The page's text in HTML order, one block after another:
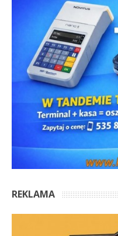
REKLAMA